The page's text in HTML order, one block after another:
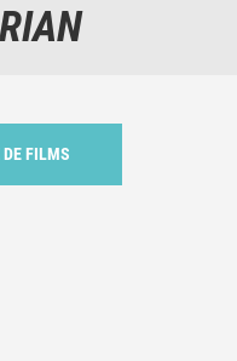
FILMS